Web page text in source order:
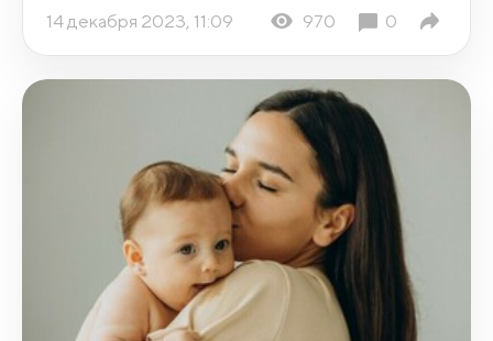
14 декабря 2023, 11:09 970 0